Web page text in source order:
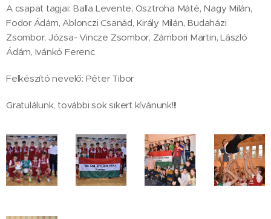
A csapat tagjai: Balla Levente, Osztroha Máté, Nagy Milán,
Fodor Ádám, Ablonczi Csanád, Király Milán, Budaházi
Zsombor, Józsa- Vincze Zsombor, Zámbori Martin, László
Ádám, Ivánkó Ferenc
Felkészító nevelő: Péter Tibor
Gratulálunk, további sok sikert kívánunk!!!